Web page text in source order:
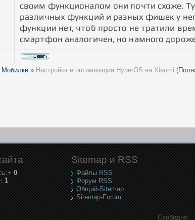
своим функционалом они почти схоже.
различных функций и разных фишек у
функции нет, чтоб просто не тратили
смартфон аналогичен, но намного
Мобилки » Настройка и оптимизация HyperOS на Xiaomi
0
1
Sitemap и RSS
Файлы RSS
Форум RSS
Общий-Sitemap
Sitemap-Forum
Свободно